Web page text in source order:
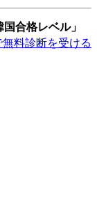
合格レベル」
料診断を受ける